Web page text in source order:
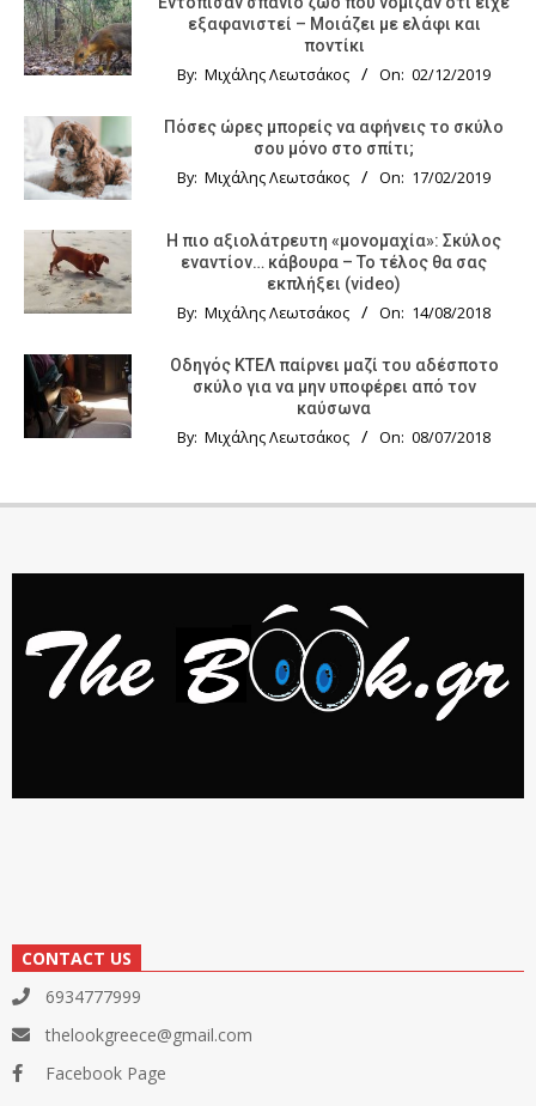
εξαφανιστεί – Μοιάζει με ελάφι και
ποντίκι
By: Μιχάλης Λεωτσάκος On: 02/12/2019
Πόσες ώρες μπορείς να αφήνεις το σκύλο
σου μόνο στο σπίτι;
By: Μιχάλης Λεωτσάκος On: 17/02/2019
Η πιο αξιολάτρευτη «μονομαχία»: Σκύλος
εναντίον… κάβουρα – Το τέλος θα σας
εκπλήξει (video)
By: Μιχάλης Λεωτσάκος On: 14/08/2018
Οδηγός KTΕΛ παίρνει μαζί του αδέσποτο
σκύλο για να μην υποφέρει από τον
καύσωνα
By: Μιχάλης Λεωτσάκος On: 08/07/2018
CONTACT US
6934777999
thelookgreece@gmail.com
Facebook Page